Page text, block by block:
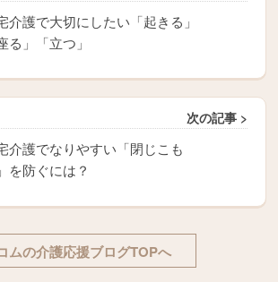
介護で大切にしたい「起きる」
る」「立つ」
次の記事 >
介護でなりやすい「閉じこも
を防ぐには？
ムの介護応援ブログTOPへ